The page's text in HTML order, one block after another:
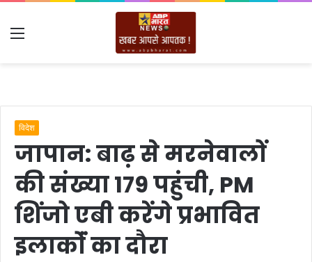
Menu
विदेश
जापान: बाढ़ से मरनेवालों
की संख्या 179 पहुंची, PM
शिंजो एबी करेंगे प्रभावित
इलाकोंं का दौरा